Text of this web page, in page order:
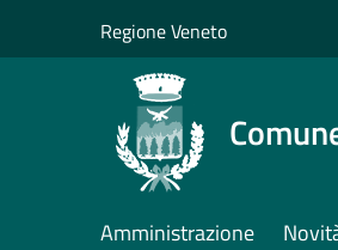
Regione Veneto
Amministrazione